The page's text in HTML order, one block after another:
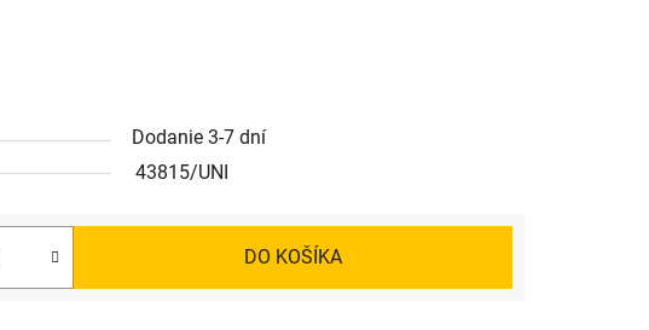
Dodanie 3-7 dní
43815/UNI
DO KOŠÍKA